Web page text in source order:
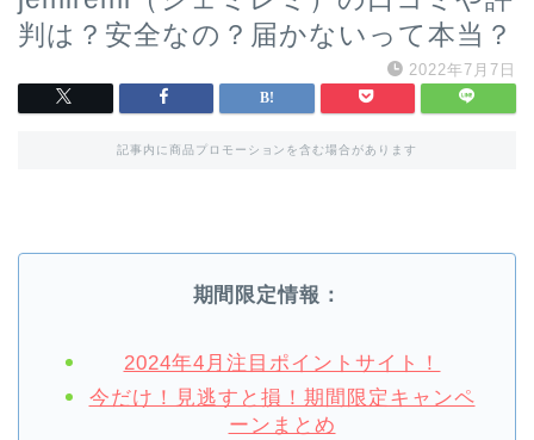
判は？安全なの？届かないって本当？
2022年7月7日
記事内に商品プロモーションを含む場合があります
期間限定情報：
2024年4月注目ポイントサイト！
今だけ！見逃すと損！期間限定キャンペ
ーンまとめ